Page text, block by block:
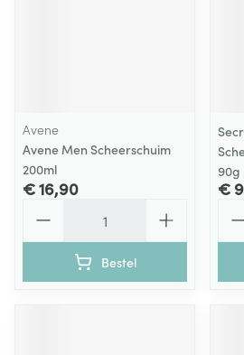
Avene
Avene Men Scheerschuim
200ml
€ 16,90
Bestel
90g
€